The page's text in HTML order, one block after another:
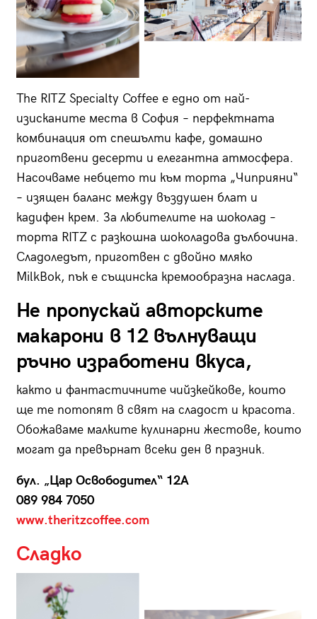
The RITZ Specialty Coffee е едно от най-
изисканите места в София – перфектната
комбинация от спешълти кафе, домашно
приготвени десерти и елегантна атмосфера.
Насочваме небцето ти към торта „Чиприяни“
– изящен баланс между въздушен блат и
кадифен крем. За любителите на шоколад –
торта RITZ с разкошна шоколадова дълбочина.
Сладоледът, приготвен с двойно мляко
MilkBok, пък е същинска кремообразна наслада.
Не пропускай авторските
макарони в 12 вълнуващи
ръчно изработени вкуса,
както и фантастичните чийзкейкове, които
ще те потопят в свят на сладост и красота.
Обожаваме малките кулинарни жестове, които
могат да превърнат всеки ден в празник.
бул. „Цар Освободител“ 12А
089 984 7050
www.theritzcoffee.com
Сладко